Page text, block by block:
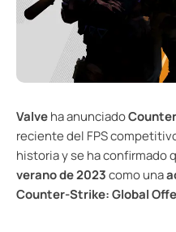
Valveha anunciado
reciente del FPS
historia y se ha confirmado
verano de 2023como una
Counter-Strike: Global